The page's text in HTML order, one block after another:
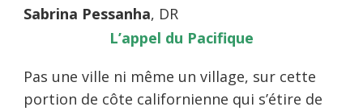
Sabrina Pessanha, DR
L’appel du Pacifique
Pas une ville ni même un village, sur cette
portion de côte californienne qui s’étire de